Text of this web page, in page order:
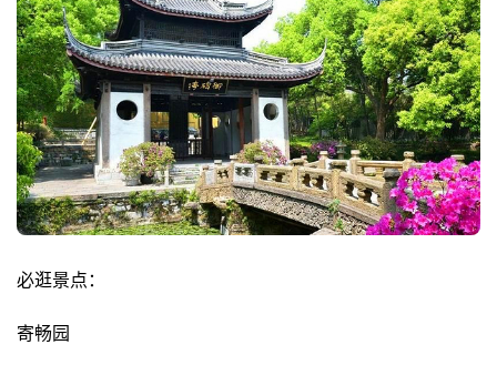
必逛景点：
寄畅园